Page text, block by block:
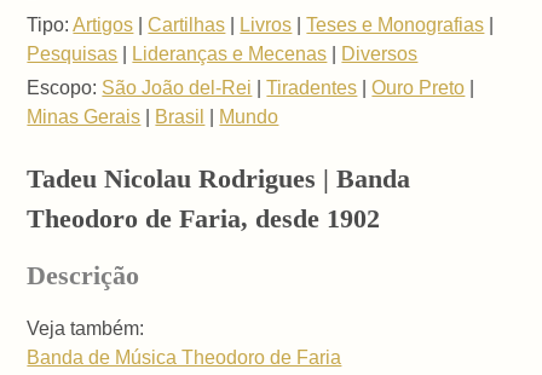
Tipo: Artigos |Cartilhas Livros |Teses e Monografias
Pesquisas
Lideranças e Mecenas
Diversos
Escopo: São João del-Rei |Tiradentes |Ouro Preto
Minas Gerais
Brasil Mundo
Tadeu Nicolau Rodrigues | Banda
Theodoro de Faria, desde 1902
Descrição
Veja também:
Banda de Música Theodoro de Faria